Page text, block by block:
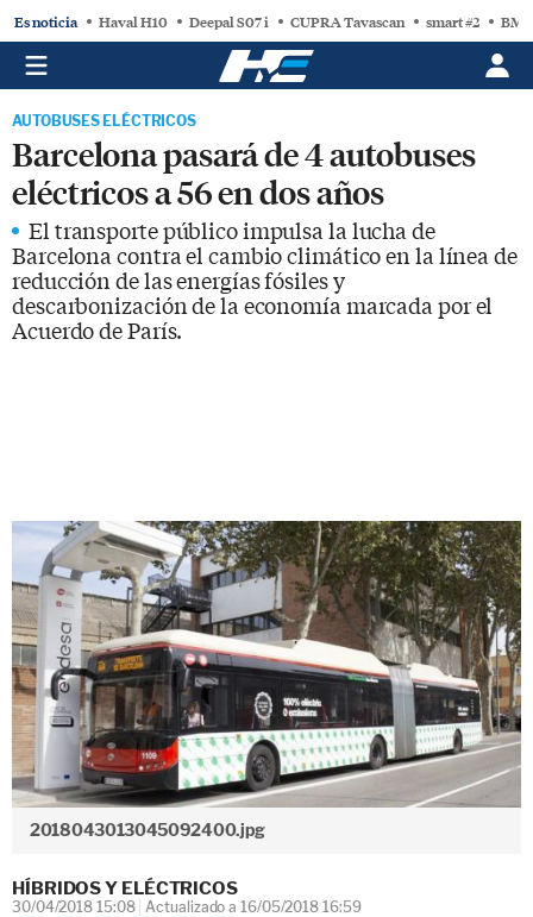
Es noticia Haval H10 Deepal S07 i CUPRA Tavascan smart #2
AUTOBUSES ELÉCTRICOS
Barcelona pasará de 4 autobuses
eléctricos a 56 en dos años
El transporte público impulsa la lucha de
Barcelona contra el cambio climático en la línea de
reducción de las energías fósiles y
descarbonización de la economía marcada por el
Acuerdo de París.
2018043013045092400.jpg
HÍBRIDOS Y ELÉCTRICOS
30/04/2018 15:08 Actualizado a 16/05/2018 16:59